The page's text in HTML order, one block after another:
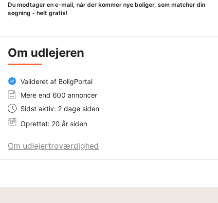
Du modtager en e-mail, når der kommer nye boliger, som matcher din
søgning - helt gratis!
Om udlejeren
Valideret af BoligPortal
Mere end 600 annoncer
Sidst aktiv: 2 dage siden
Oprettet: 20 år siden
Om udlejertroværdighed